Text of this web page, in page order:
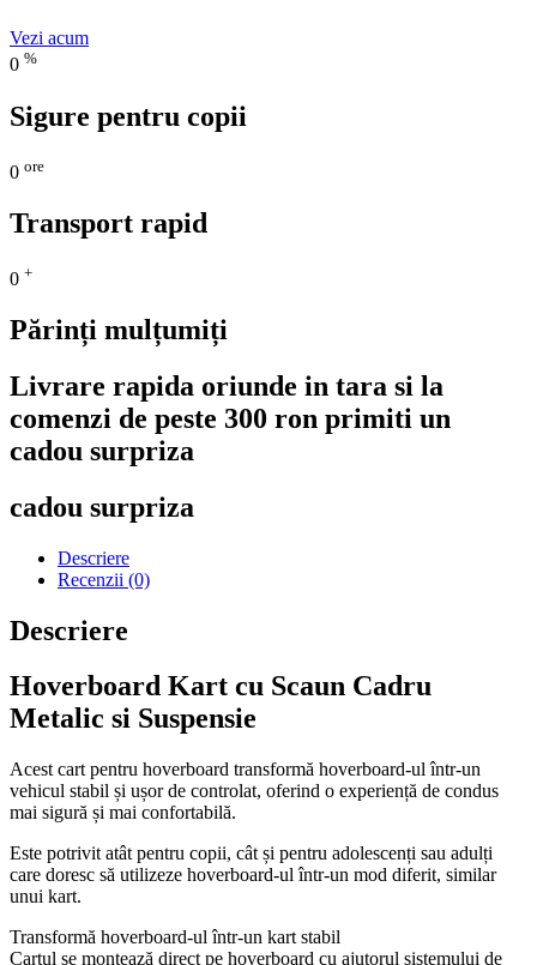
Vezi acum
0 %
Sigure pentru copii
0 ore
Transport rapid
0 +
Părinți mulțumiți
Livrare rapida oriunde in tara si la
comenzi de peste 300 ron primiti un
cadou surpriza
cadou surpriza
Descriere
Recenzii (0)
Descriere
Hoverboard Kart cu Scaun Cadru
Metalic si Suspensie
Acest cart pentru hoverboard transformă hoverboard-ul într-un
vehicul stabil și ușor de controlat, oferind o experiență de condus
mai sigură și mai confortabilă.
Este potrivit atât pentru copii, cât și pentru adolescenți sau adulți
care doresc să utilizeze hoverboard-ul într-un mod diferit, similar
unui kart.
Transformă hoverboard-ul într-un kart stabil
Cartul se montează direct pe hoverboard cu ajutorul sistemului de